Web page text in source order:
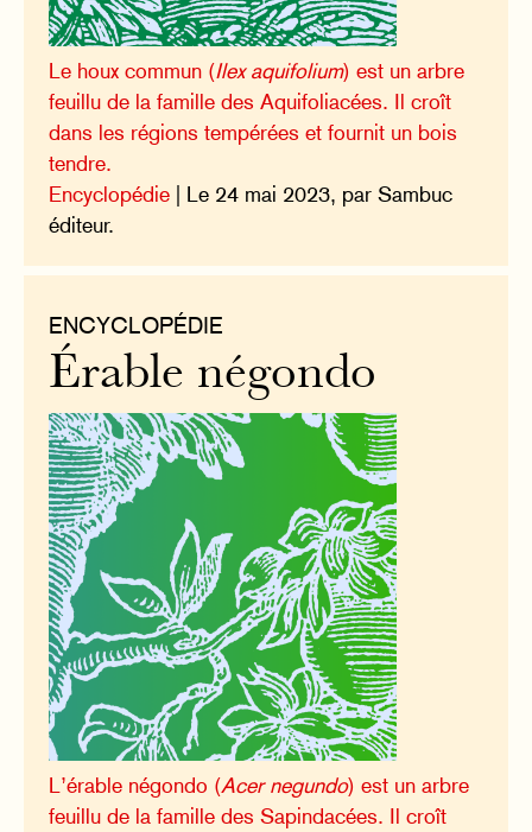
Le houx commun (Ilex aquifolium) est un arbre
feuillu de la famille des Aquifoliacées. Il croît
dans les régions tempérées et fournit un bois
tendre.
Encyclopédie | Le 24 mai 2023, par Sambuc
éditeur.
ENCYCLOPÉDIE
Érable négondo
L’érable négondo (Acer negundo) est un arbre
feuillu de la famille des Sapindacées. Il croît